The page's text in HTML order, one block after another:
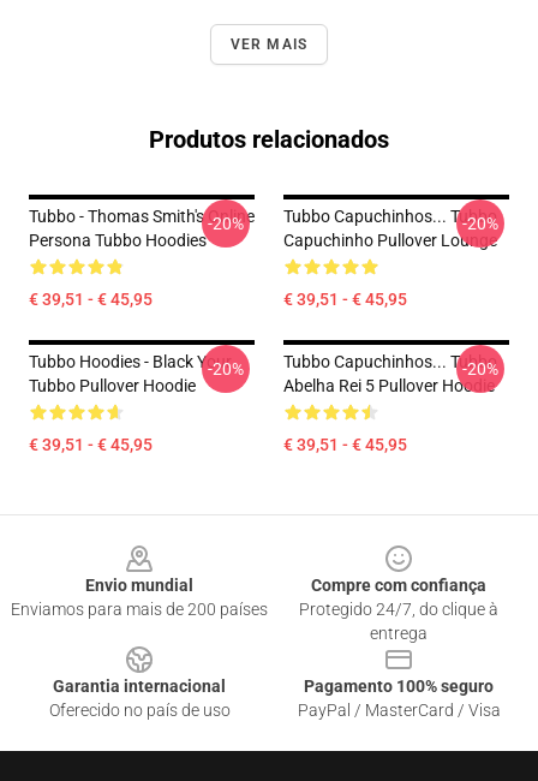
VER MAIS
Produtos relacionados
Tubbo - Thomas Smith's Online
Persona Tubbo Hoodies
€ 39,51 - € 45,95
-20%
Tubbo Capuchinhos... Tubbo
Capuchinho Pullover Lounge
€ 39,51 - € 45,95
-20%
Tubbo Hoodies - Black Your
Tubbo Pullover Hoodie
€ 39,51 - € 45,95
-20%
Tubbo Capuchinhos... Tubbo
Abelha Rei 5 Pullover Hoodie
€ 39,51 - € 45,95
-20%
Envio mundial
Enviamos para mais de 200 países
Compre com confiança
Protegido 24/7, do clique à
entrega
Garantia internacional
Oferecido no país de uso
Pagamento 100% seguro
PayPal / MasterCard / Visa